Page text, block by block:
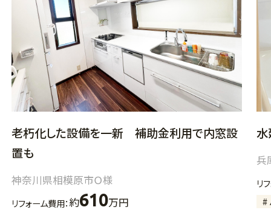
老朽化した設備を一新 補助金利用で内窓設
置も
神奈川県相模原市Ｏ様
リフォーム費用：約610万円
水
兵
リ
#